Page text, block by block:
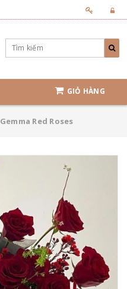
GIỎ HÀNG
Gemma Red Roses